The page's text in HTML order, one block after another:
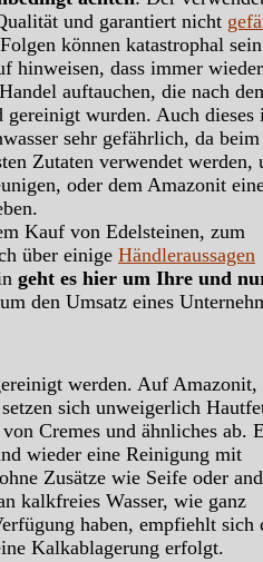
und garantiert nicht
können katastrophal
hinweisen, dass immer wieder
auftauchen, die nach
gereinigt wurden. Auch dieses
sehr gefährlich, da beim
Zutaten verwendet werden,
oder dem Amazonit
Kauf von Edelsteinen, zum
über einige Händleraussagen
geht es hier um Ihre und
den Umsatz eines
werden. Auf Amazonit,
sich unweigerlich
Cremes und ähnliches ab.
wieder eine Reinigung mit
Zusätze wie Seife oder
kalkfreies Wasser, wie ganz
haben, empfiehlt sich
Kalkablagerung erfolgt.